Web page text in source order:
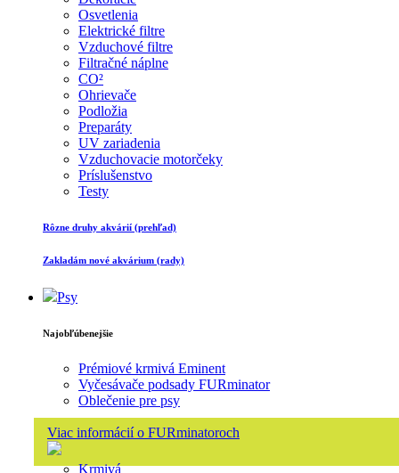
Osvetlenia
Elektrické filtre
Vzduchové filtre
Filtračné náplne
CO²
Ohrievače
Podložia
Preparáty
UV zariadenia
Vzduchovacie motorčeky
Príslušenstvo
Testy
Rôzne druhy akvárií (prehľad)
Zakladám nové akvárium (rady)
Psy
Najobľúbenejšie
Prémiové krmivá Eminent
Vyčesávače podsady FURminator
Oblečenie pre psy
Viac informácií o FURminatoroch
Krmivá